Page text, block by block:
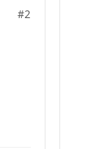
#2